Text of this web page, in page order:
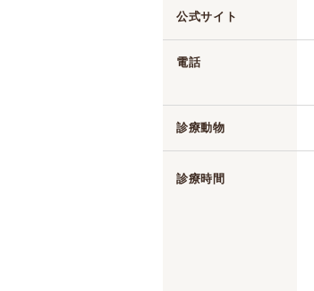
公式サイト
電話
診療動物
診療時間